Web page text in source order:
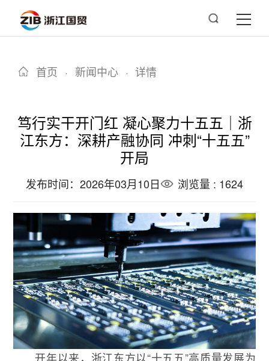
首页 · 新闻中心 · 详情
笃行实干开门红 凝心聚力十五五｜浙
江东方：深耕产融协同 冲刺“十五五”
开局
发布时间：2026年03月10日 浏览量 : 1624
开年以来，浙江东方以“十五五”高质量发展为